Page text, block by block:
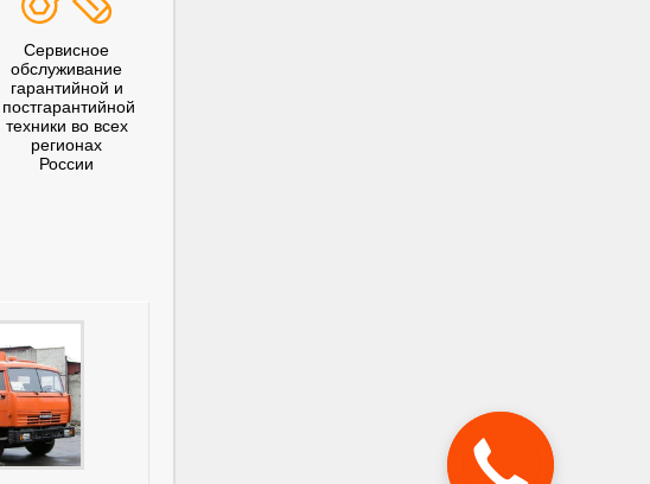
Сервисное
обслуживание
гарантийной и
постгарантийной
техники во всех
регионах
России